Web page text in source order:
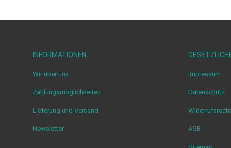
INFORMATIONEN
Wir über uns
Zahlungsmöglichkeiten
Lieferung und Versand
Newsletter
Impressum
Datenschutz
Widerrufsrecht
AGB